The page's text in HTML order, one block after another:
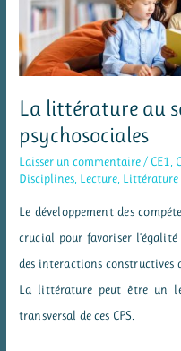
grâce
aux
illustrations
La littérature au
psychosociales
Laisser un commentaire / CE1
Disciplines Lecture Littérature
Le développement des
crucial pour favoriser l’égalité
des interactions constructives
La littérature peut être un
transversal de ces CPS.